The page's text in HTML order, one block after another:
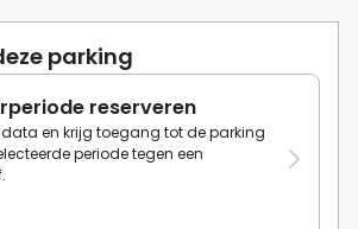
parking
reserveren
en krijg toegang tot de parking
periode tegen een